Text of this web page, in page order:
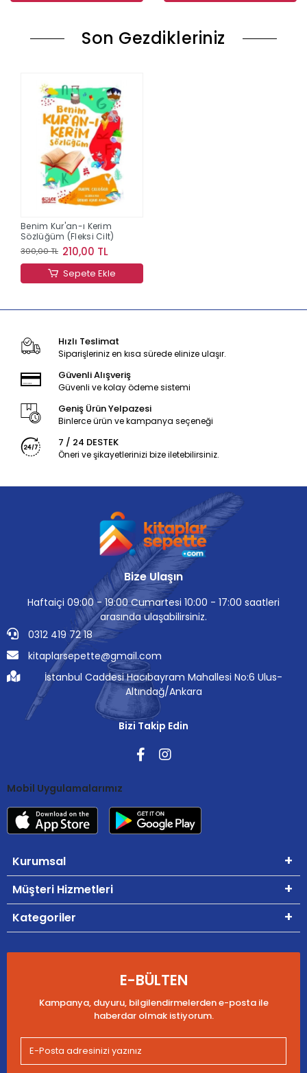
Son Gezdikleriniz
Benim Kur'an-ı Kerim
Sözlüğüm (Fleksi Cilt)
300,00 TL 210,00 TL
Sepete Ekle
Hızlı Teslimat
Siparişleriniz en kısa sürede elinize ulaşır.
Güvenli Alışveriş
Güvenli ve kolay ödeme sistemi
Geniş Ürün Yelpazesi
Binlerce ürün ve kampanya seçeneği
7 / 24 DESTEK
Öneri ve şikayetlerinizi bize iletebilirsiniz.
Bize Ulaşın
Haftaiçi 09:00 - 19:00 Cumartesi 10:00 - 17:00 saatleri
arasında ulaşabilirsiniz.
0312 419 72 18
kitaplarsepette@gmail.com
İstanbul Caddesi Hacıbayram Mahallesi No:6 Ulus-
Altındağ/Ankara
Bizi Takip Edin
Mobil Uygulamalarımız
Kurumsal
Müşteri Hizmetleri
Kategoriler
E-BÜLTEN
Kampanya, duyuru, bilgilendirmelerden e-posta ile
haberdar olmak istiyorum.